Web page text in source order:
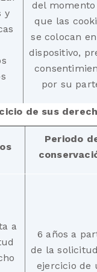
y
del
que las
se colocan
dispositivo,
por su
de sus
Periodo
a
6 años a
de la
ejercicio de